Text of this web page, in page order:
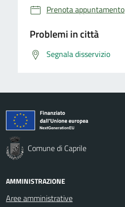
Prenota appuntamento
Problemi in città
Segnala disservizio
Comune di Caprile
AMMINISTRAZIONE
Aree amministrative